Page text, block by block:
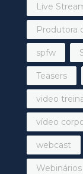
Live
Produtora
spfw
Teasers
video
vídeo
webcast
Webinários